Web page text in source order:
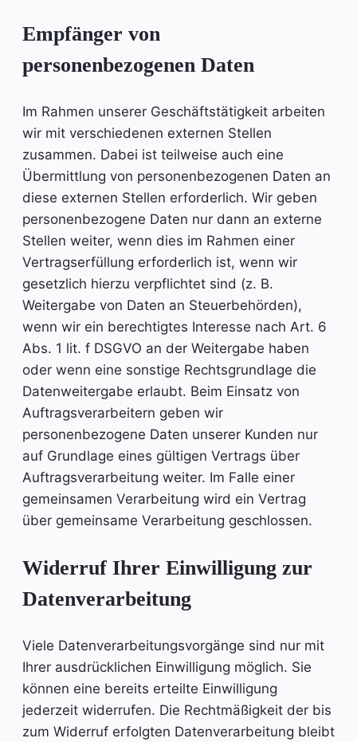
Empfänger von
personenbezogenen Daten
Im Rahmen unserer Geschäftstätigkeit arbeiten
wir mit verschiedenen externen Stellen
zusammen. Dabei ist teilweise auch eine
Übermittlung von personenbezogenen Daten an
diese externen Stellen erforderlich. Wir geben
personenbezogene Daten nur dann an externe
Stellen weiter, wenn dies im Rahmen einer
Vertragserfüllung erforderlich ist, wenn wir
gesetzlich hierzu verpflichtet sind (z. B.
Weitergabe von Daten an Steuerbehörden),
wenn wir ein berechtigtes Interesse nach Art. 6
Abs. 1 lit. f DSGVO an der Weitergabe haben
oder wenn eine sonstige Rechtsgrundlage die
Datenweitergabe erlaubt. Beim Einsatz von
Auftragsverarbeitern geben wir
personenbezogene Daten unserer Kunden nur
auf Grundlage eines gültigen Vertrags über
Auftragsverarbeitung weiter. Im Falle einer
gemeinsamen Verarbeitung wird ein Vertrag
über gemeinsame Verarbeitung geschlossen.
Widerruf Ihrer Einwilligung zur
Datenverarbeitung
Viele Datenverarbeitungsvorgänge sind nur mit
Ihrer ausdrücklichen Einwilligung möglich. Sie
können eine bereits erteilte Einwilligung
jederzeit widerrufen. Die Rechtmäßigkeit der bis
zum Widerruf erfolgten Datenverarbeitung bleibt